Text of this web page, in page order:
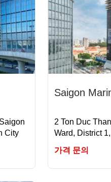
City
Saigon
2 Ton Duc
Ward, District
가격 문의